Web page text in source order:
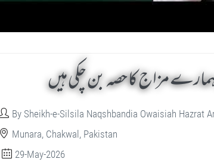
مزاج کا حصہ بن چکی ہیں
By Sheikh-e-Silsila Naqshbandia Owaisiah Hazrat
Munara, Chakwal, Pakistan
29-May-2026